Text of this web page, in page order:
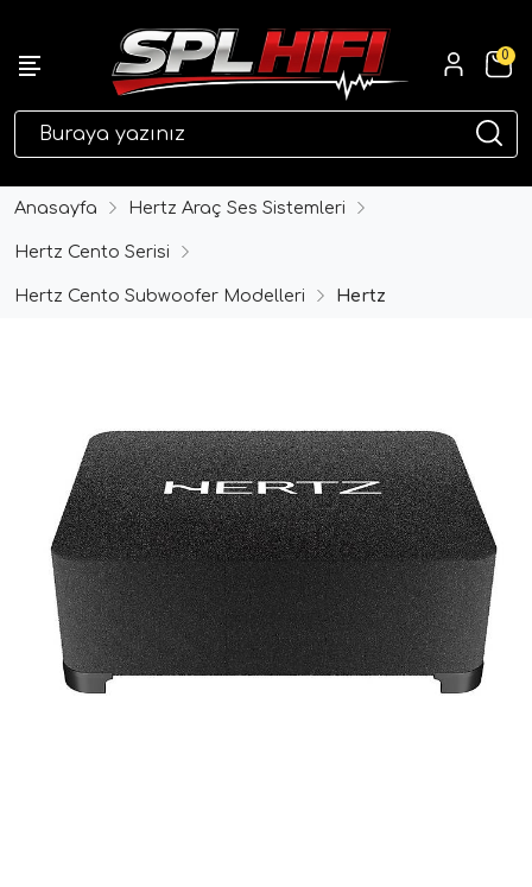
0
Anasayfa Hertz Araç Ses Sistemleri
Hertz Cento Serisi
Hertz Cento Subwoofer Modelleri Hertz